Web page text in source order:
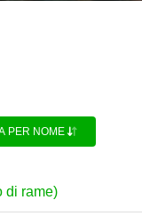
PER NOME
di rame)